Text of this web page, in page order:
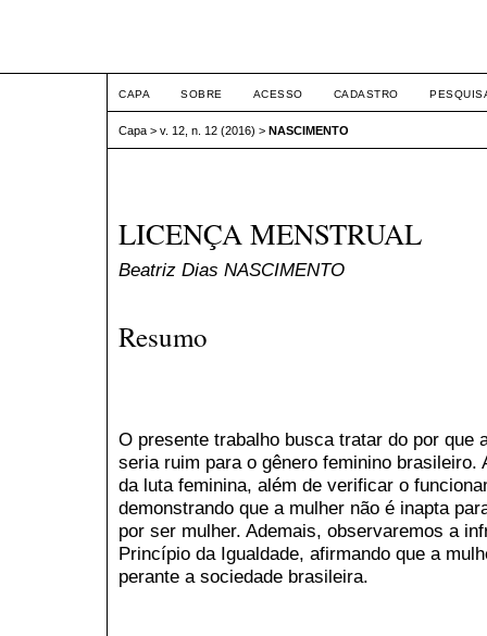
CAPA SOBRE ACESSO CADASTRO
Capa > v. 12, n. 12 (2016) > NASCIMENTO
LICENÇA MENSTRUAL
Beatriz Dias NASCIMENTO
Resumo
O presente trabalho busca tratar do por que
seria ruim para o gênero feminino
da luta feminina, além de verificar o
demonstrando que a mulher não é inapta
por ser mulher. Ademais, observaremos a
Princípio da Igualdade, afirmando que a
perante a sociedade brasileira.